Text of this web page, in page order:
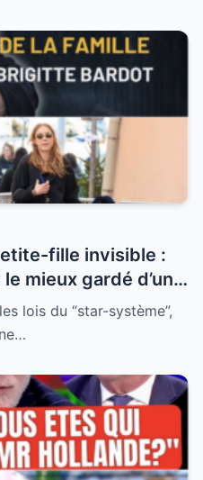
fille invisible :
mieux gardé d’une
lois du “star-système”,